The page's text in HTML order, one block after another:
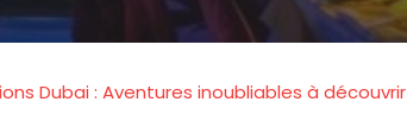
Dubai : Aventures inoubliables à découvrir